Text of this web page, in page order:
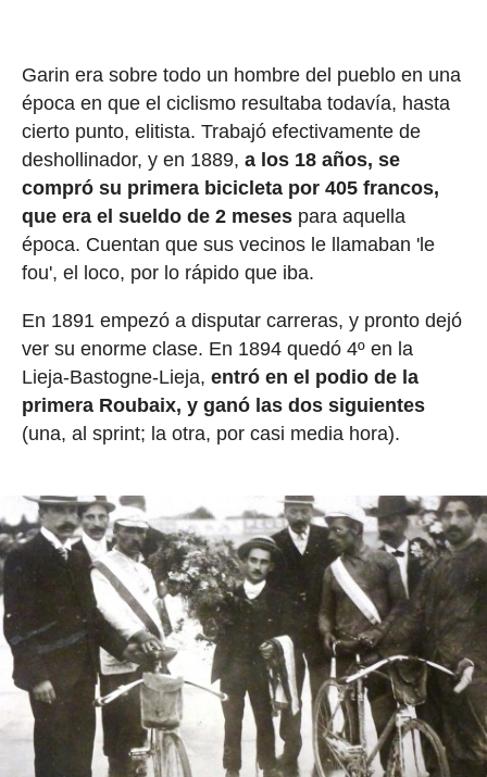
Garin era sobre todo un hombre del pueblo en una
época en que el ciclismo resultaba todavía, hasta
cierto punto, elitista. Trabajó efectivamente de
deshollinador, y en 1889, a los 18 años, se
compró su primera bicicleta por 405 francos,
que era el sueldo de 2 mesespara aquella
época. Cuentan que sus vecinos le llamaban 'le
fou', el loco, por lo rápido que iba.
En 1891 empezó a disputar carreras, y pronto dejó
ver su enorme clase. En 1894 quedó 4º en la
Lieja-Bastogne-Lieja, entró en el podio de la
primera Roubaix, y ganó las dos siguientes
(una, al sprint; la otra, por casi media hora).